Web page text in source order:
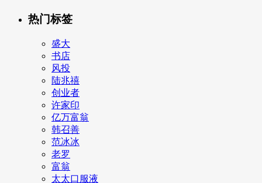
热门标签
盛大
书店
风投
陆兆禧
创业者
许家印
亿万富翁
韩召善
范冰冰
老罗
富翁
太太口服液